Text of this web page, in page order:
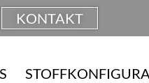
KONTAKT